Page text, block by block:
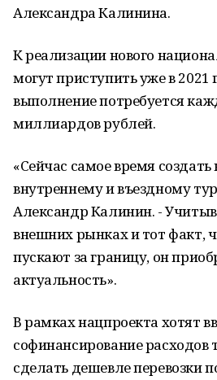
Александра Калинина.
К реализации нового
могут приступить уже в 2021
выполнение потребуется
миллиардов рублей.
«Сейчас самое время
внутреннему и въездному
Александр Калинин. -
внешних рынках и тот факт,
пускают за границу, он
актуальность».
В рамках нацпроекта хотят
софинансирование расходов
сделать дешевле перевозки